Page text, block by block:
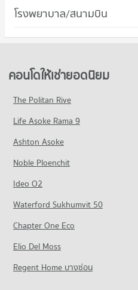
คอนโดให้เช่า ตลาดน้ำ 4 ภาค พัทยา
คอนโด แม็คโคร พัทยาใต้
มีคอนโดให้เช่า 766 ประกาศ
ขายคอนโด แม็คโคร พัทยาใต้
มีคอนโดขาย 1,819 ประกาศ
93 โครงการ
คอนโดให้เช่า เทสโก้โลตัส พัทยาใต้
มีคอนโดขาย 1,525 ประกาศ
คอนโด ไทวัสดุ พัทยาใต้
คอนโด บางละมุง ชลบุรี
คอนโดให้เช่า บางละมุง ชลบุรี
ขายคอนโด บางละมุง ชลบุรี
มีคอนโดขาย 6,994 ประกาศ
คอนโด ถนนจอมเทียนสาย 2
97 โครงการ
คอนโดให้เช่า ถนนจอมเทียนสาย 2
มีคอนโดให้เช่า 1,071 ประกาศ
ขายคอนโด ถนนจอมเทียนสาย 2
มีคอนโดขาย 2,433 ประกาศ
คอนโด ถนนจอมเทียนสาย 1
คอนโดให้เช่า ถนนจอมเทียนสาย 1
มีคอนโดให้เช่า 1,098 ประกาศ
ขายคอนโด ถนนจอมเทียนสาย 1
มีคอนโดขาย 2,582 ประกาศ
โรงพยาบาล/สนามบิน
คอนโดให้เช่ายอดนิยม
The Politan Rive
Life Asoke Rama 9
Ashton Asoke
Noble Ploenchit
Ideo O2
Waterford Sukhumvit 50
Chapter One Eco
Elio Del Moss
Regent Home บางซ่อน